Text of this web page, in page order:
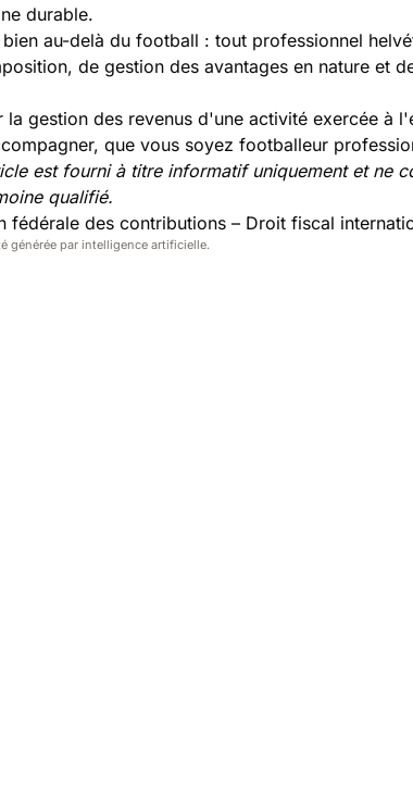
durable.
au-delà du football : tout professionnel
de gestion des avantages en nature et
la gestion des revenus d'une activité exercée
que vous soyez footballeur
est fourni à titre informatif uniquement et ne
qualifié.
fédérale des contributions – Droit fiscal
générée par intelligence artificielle.